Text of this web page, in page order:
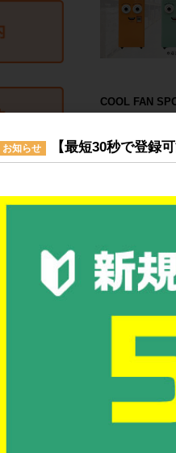
COOL FAN
お知らせ 【最短30秒で登録